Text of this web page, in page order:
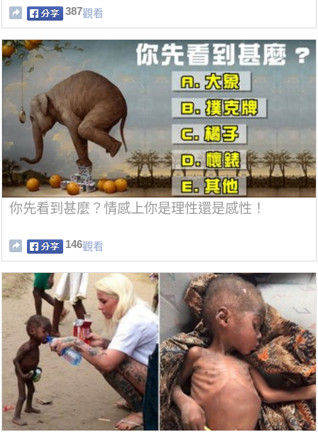
西」！
387觀看
你先看到甚麼？情感上你是理性還是感性！
146觀看